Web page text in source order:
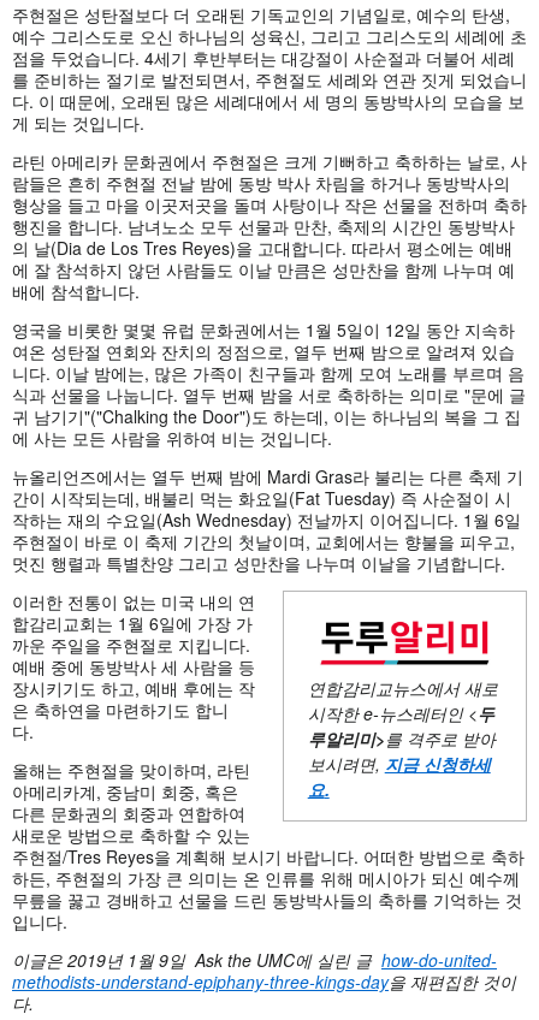
주현절은 성탄절보다 더 오래된 기독교인의 기념일로, 예수의 탄생,
예수 그리스도로 오신 하나님의 성육신, 그리고 그리스도의 세례에 초
점을 두었습니다. 4세기 후반부터는 대강절이 사순절과 더불어 세례
를 준비하는 절기로 발전되면서, 주현절도 세례와 연관 짓게 되었습니
다. 이 때문에, 오래된 많은 세례대에서 세 명의 동방박사의 모습을 보
게 되는 것입니다.
라틴 아메리카 문화권에서 주현절은 크게 기뻐하고 축하하는 날로, 사
람들은 흔히 주현절 전날 밤에 동방 박사 차림을 하거나 동방박사의
형상을 들고 마을 이곳저곳을 돌며 사탕이나 작은 선물을 전하며 축하
행진을 합니다. 남녀노소 모두 선물과 만찬, 축제의 시간인 동방박사
의 날(Dia de Los Tres Reyes)을 고대합니다. 따라서 평소에는 예배
에 잘 참석하지 않던 사람들도 이날 만큼은 성만찬을 함께 나누며 예
배에 참석합니다.
영국을 비롯한 몇몇 유럽 문화권에서는 1월 5일이 12일 동안 지속하
여온 성탄절 연회와 잔치의 정점으로, 열두 번째 밤으로 알려져 있습
니다. 이날 밤에는, 많은 가족이 친구들과 함께 모여 노래를 부르며 음
식과 선물을 나눕니다. 열두 번째 밤을 서로 축하하는 의미로 "문에 글
귀 남기기"("Chalking the Door")도 하는데, 이는 하나님의 복을 그 집
에 사는 모든 사람을 위하여 비는 것입니다.
뉴올리언즈에서는 열두 번째 밤에 Mardi Gras라 불리는 다른 축제 기
간이 시작되는데, 배불리 먹는 화요일(Fat Tuesday) 즉 사순절이 시
작하는 재의 수요일(Ash Wednesday) 전날까지 이어집니다. 1월 6일
주현절이 바로 이 축제 기간의 첫날이며, 교회에서는 향불을 피우고,
멋진 행렬과 특별찬양 그리고 성만찬을 나누며 이날을 기념합니다.
연합감리교뉴스에서 새로
시작한e-뉴스레터인 <두
루알리미>를 격주로 받아
보시려면, 지금 신청하세
요.
이러한 전통이 없는 미국 내의 연
합감리교회는 1월 6일에 가장 가
까운 주일을 주현절로 지킵니다.
예배 중에 동방박사 세 사람을 등
장시키기도 하고, 예배 후에는 작
은 축하연을 마련하기도 합니
다.
올해는 주현절을 맞이하며, 라틴
아메리카계, 중남미 회중, 혹은
다른 문화권의 회중과 연합하여
새로운 방법으로 축하할 수 있는
주현절/Tres Reyes을 계획해 보시기 바랍니다. 어떠한 방법으로 축하
하든, 주현절의 가장 큰 의미는 온 인류를 위해 메시아가 되신 예수께
무릎을 꿇고 경배하고 선물을 드린 동방박사들의 축하를 기억하는 것
입니다.
이글은 2019년 1월 9일 Ask the UMC에 실린 글 how-do-united-
methodists-understand-epiphany-three-kings-day을 재편집한 것이
다.